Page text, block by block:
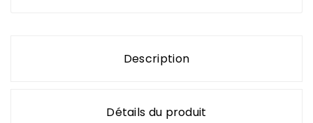
Description
Détails du produit